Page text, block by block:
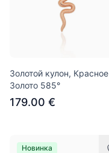
Золотой кулон, Красное
Золото 585°
179.00 €
Новинка